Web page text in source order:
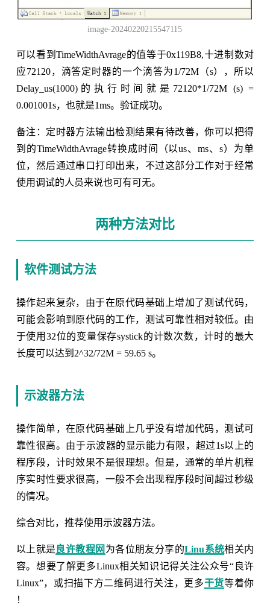
image-20240220215547115
可以看到TimeWidthAvrage的值等于0x119B8,十进制数对
应72120，滴答定时器的一个滴答为1/72M（s），所以
Delay_us(1000)的执行时间就是72120*1/72M (s) =
0.001001s，也就是1ms。验证成功。
备注：定时器方法输出检测结果有待改善，你可以把得
到的TimeWidthAvrage转换成时间（以us、ms、s）为单
位，然后通过串口打印出来，不过这部分工作对于经常
使用调试的人员来说也可有可无。
两种方法对比
软件测试方法
操作起来复杂，由于在原代码基础上增加了测试代码，
可能会影响到原代码的工作，测试可靠性相对较低。由
于使用32位的变量保存systick的计数次数，计时的最大
长度可以达到2^32/72M = 59.65 s。
示波器方法
操作简单，在原代码基础上几乎没有增加代码，测试可
靠性很高。由于示波器的显示能力有限，超过1s以上的
程序段，计时效果不是很理想。但是，通常的单片机程
序实时性要求很高，一般不会出现程序段时间超过秒级
的情况。
综合对比，推荐使用示波器方法。
以上就是良许教程网 为各位朋友分享的Linu系统相关内
容。想要了解更多Linux相关知识记得关注公众号“良许
Linux”，或扫描下方二维码进行关注，更多干货等着你
！